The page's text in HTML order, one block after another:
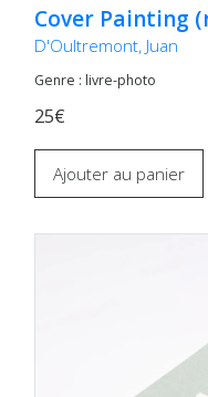
Cover Painting
D'Oultremont, Juan
Genre : livre-photo
25€
Ajouter au panier